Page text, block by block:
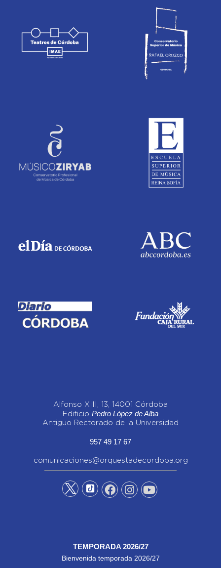
Alfonso XIII, 13, 14001 Córdoba
Edificio Pedro López de Alba
Antiguo Rectorado de la Universidad
957 49 17 67
comunicaciones@orquestadecordoba.org
TEMPORADA 2026/27
Bienvenida temporada 2026/27